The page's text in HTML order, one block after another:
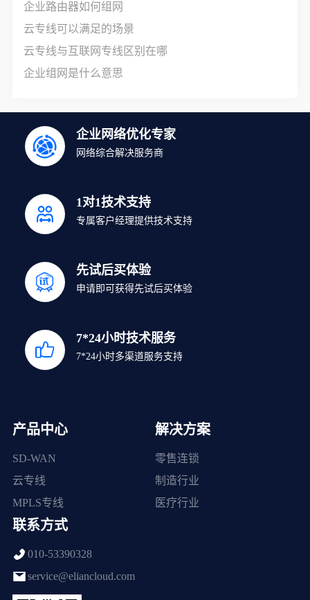
企业路由器如何组网
云专线可以满足的场景
云专线与互联网专线区别在哪
企业组网是什么意思
企业网络优化专家
网络综合解决服务商
1对1技术支持
专属客户经理提供技术支持
先试后买体验
申请即可获得先试后买体验
7*24小时技术服务
7*24小时多渠道服务支持
产品中心
SD-WAN
云专线
MPLS专线
解决方案
零售连锁
制造行业
医疗行业
联系方式
010-53390328
service@eliancloud.com